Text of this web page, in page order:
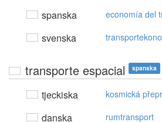
spanska economía del
svenska
transporte espacial spanska
tjeckiska kosmická
danska rumtransport